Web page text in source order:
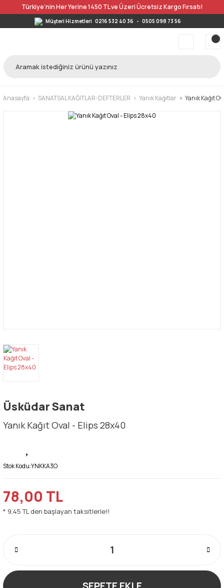
Türkiye’nin Her Yerine 1450 TL ve Üzeri Ücretsiz Kargo Fırsatı!
Müşteri Hizmetleri 0216 532 40 36 - 0505 098 73 56
Anasayfa SANATSAL KAĞITLAR-DEFTERLER Yanık Kağıtlar Yanık Kağıt
Üsküdar Sanat
Yanık Kağıt Oval - Elips 28x40
Stok Kodu:YNKKA3O
78,00 TL
* 9,45 TL den başlayan taksitlerle!!